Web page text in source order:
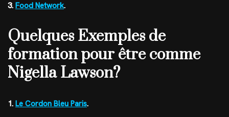
3. Food Network.
Quelques Exemples de
formation pour être comme
Nigella Lawson?
1. Le Cordon Bleu Paris.